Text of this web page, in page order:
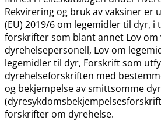
Rekvirering og bruk av vaksiner er
(EU) 2019/6 om legemidler til dyr, i
forskrifter som blant annet Lov
dyrehelsepersonell, Lov om
legemidler til dyr, Forskrift som
dyrehelseforskriften med
og bekjempelse av smittsomme
forskrifter om dyrehelse.